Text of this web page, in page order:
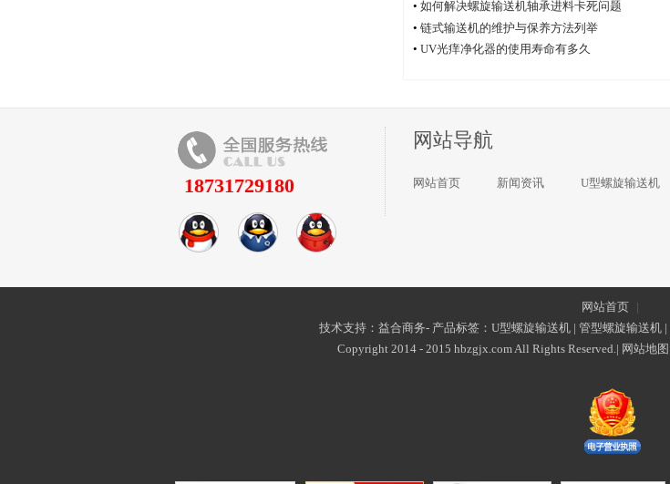
• 如何解决螺旋输送机轴承进料卡死问题
• 链式输送机的维护与保养方法列举
• UV光痒净化器的使用寿命有多久
18731729180
网站导航
网站首页 新闻资讯 U型螺旋输送机
网站首页 |
技术支持：益合商务- 产品标签： U型螺旋输送机 | 管型螺旋输送机 |
Copyright 2014 - 2015 hbzgjx.com All Rights Reserved.| 网站地图